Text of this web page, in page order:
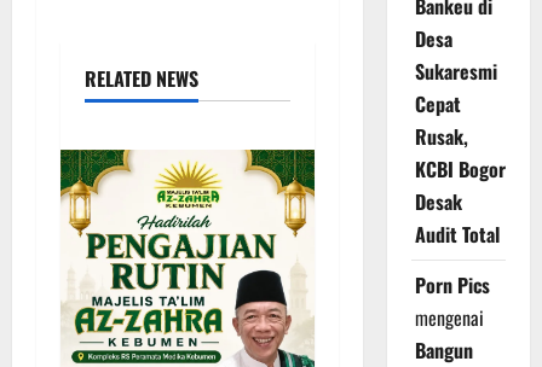
RELATED NEWS
Bankeu di
Desa
Sukaresmi
Cepat
Rusak,
KCBI Bogor
Desak
Audit Total
Porn Pics
mengenai
Bangun